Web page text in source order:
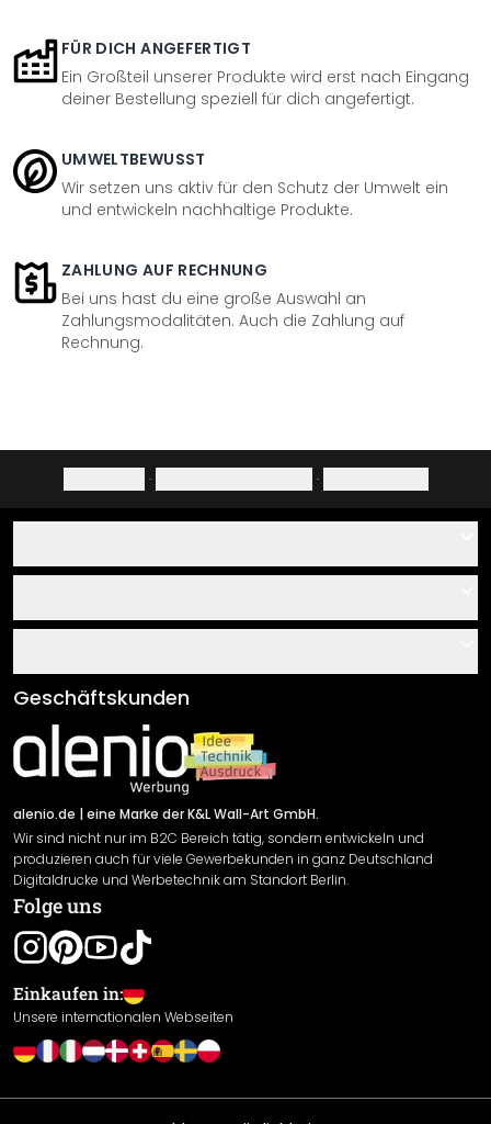
FÜR DICH ANGEFERTIGT
Ein Großteil unserer Produkte wird erst nach Eingang
deiner Bestellung speziell für dich angefertigt.
UMWELTBEWUSST
Wir setzen uns aktiv für den Schutz der Umwelt ein
und entwickeln nachhaltige Produkte.
ZAHLUNG AUF RECHNUNG
Bei uns hast du eine große Auswahl an
Zahlungsmodalitäten. Auch die Zahlung auf
Rechnung.
· ·
Über uns
Klebe- und Montageanleitungen
Newsletter An-/Abmeldung
Sendungsverfolgung
AGB
Impressum
Versand & Zahlung
Rücksendung
Widerrufsrecht
Datenschutzerklärung
Gewährleistung
Leistungserklärung / CE-Zeichen
Cookie Einstellungen
Geschäftskunden
alenio.de | eine Marke der K&L Wall-Art GmbH.
Wir sind nicht nur im B2C Bereich tätig, sondern entwickeln und
produzieren auch für viele Gewerbekunden in ganz Deutschland
Digitaldrucke und Werbetechnik am Standort Berlin.
Folge uns
Einkaufen in:
Unsere internationalen Webseiten